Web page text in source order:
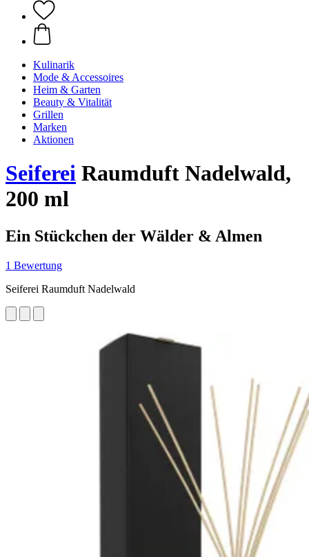
Kulinarik
Mode & Accessoires
Heim & Garten
Beauty & Vitalität
Grillen
Marken
Aktionen
Seiferei Raumduft Nadelwald,
200 ml
Ein Stückchen der Wälder & Almen
1 Bewertung
Seiferei Raumduft Nadelwald